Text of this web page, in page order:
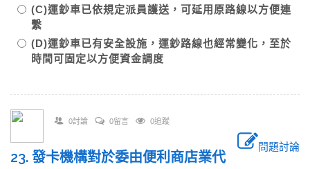
(C)運鈔車已依規定派員護送，可延用原路線以方便連
繫
(D)運鈔車已有安全設施，運鈔路線也經常變化，至於
時間可固定以方便資金調度
0討論 0留言 0追蹤
問題討論
23. 發卡機構對於委由便利商店業代